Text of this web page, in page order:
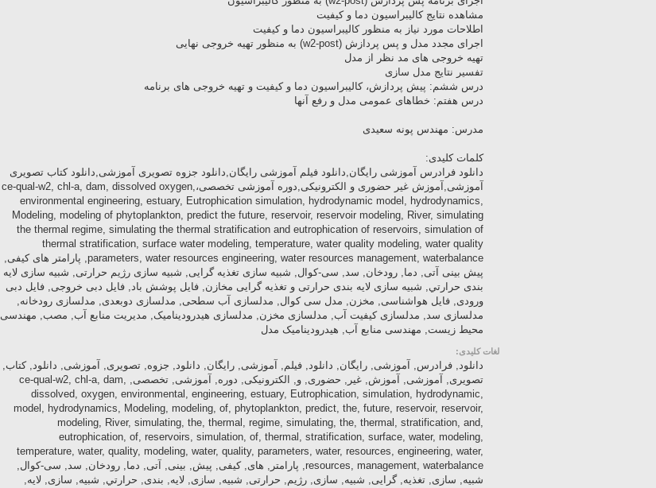
مشاهده نتایج کالیبراسیون دما و کیفیت
اطلاحات مورد نیاز به منظور کالیبراسیون دما و کیفیت
اجرای مجدد مدل و پس پردازش (w2-post) به منظور تهیه خروجی نهایی
تهیه خروجی های مد نظر از مدل
تفسیر نتایج مدل سازی
درس ششم: پیش پردازش، کالیبراسیون دما و کیفیت و تهیه خروجی های برنامه
درس هفتم: خطاهای عمومی مدل و رفع آنها
مدرس: مهندس پونه سعیدی
کلمات کلیدی:
دانلود فرادرس آموزشی رایگان,دانلود فیلم آموزشی رایگان,دانلود جزوه تصویری آموزشی,دانلود کتاب تصویری
آموزشی,آموزش غیر حضوری و الکترونیکی,دوره آموزشی تخصصی،ce-qual-w2, chl-a, dam, dissolved oxygen,
environmental engineering, estuary, Eutrophication simulation, hydrodynamic model, hydrodynamics,
Modeling, modeling of phytoplankton, predict the future, reservoir, reservoir modeling, River, simulating
the thermal regime, simulating the thermal stratification and eutrophication of reservoirs, simulation of
thermal stratification, surface water modeling, temperature, water quality modeling, water quality
parameters, water resources engineering, water resources management, waterbalance, پارامتر های کیفی,
پیش بینی آتی, دما, رودخان, سد, سی-کوال, شبیه سازی تغذیه گرایی, شبیه سازی رژیم حرارتی, شبیه سازی لایه
بندی حرارتي, شبیه سازی لایه بندی حرارتی و تغذیه گرایی مخازن, فایل پوشش باد, فایل دبی خروجی, فایل دبی
ورودی, فایل هواشناسی, مخزن, مدل سی کوال, مدلسازی آب سطحی, مدلسازی دوبعدی, مدلسازی رودخانه,
مدلسازی سد, مدلسازی کیفیت آب, مدلسازی مخزن, مدلسازی هیدرودینامیک, مدیریت منابع آب, مصب, مهندسی
محیط زیست, مهندسی منابع آب, هیدرودینامیک مدل
لغات کلیدی:
دانلود, فرادرس, آموزشی, رایگان, دانلود, فیلم, آموزشی, رایگان, دانلود, جزوه, تصویری, آموزشی, دانلود, کتاب,
تصویری, آموزشی, آموزش, غیر, حضوری, و, الکترونیکی, دوره, آموزشی, تخصصی, ce-qual-w2, chl-a, dam,
dissolved, oxygen, environmental, engineering, estuary, Eutrophication, simulation, hydrodynamic,
model, hydrodynamics, Modeling, modeling, of, phytoplankton, predict, the, future, reservoir, reservoir,
modeling, River, simulating, the, thermal, regime, simulating, the, thermal, stratification, and,
eutrophication, of, reservoirs, simulation, of, thermal, stratification, surface, water, modeling,
temperature, water, quality, modeling, water, quality, parameters, water, resources, engineering, water,
resources, management, waterbalance, پارامتر, های, کیفی, پیش, بینی, آتی, دما, رودخان, سد, سی-کوال,
شبیه, سازی, تغذیه, گرایی, شبیه, سازی, رژیم, حرارتی, شبیه, سازی, لایه, بندی, حرارتي, شبیه, سازی, لایه,